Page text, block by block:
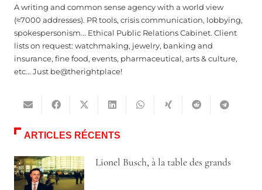
A writing and common sense agency with a world view
(≈7000 addresses). PR tools, crisis communication, lobbying,
spokespersonism... Ethical Public Relations Cabinet. Client
lists on request: watchmaking, jewelry, banking and
insurance, fine food, events, pharmaceutical, arts & culture,
etc... Just be@therightplace!
ARTICLES RÉCENTS
Lionel Busch, à la table des grands